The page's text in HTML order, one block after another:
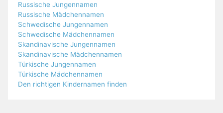
Russische Jungennamen
Russische Mädchennamen
Schwedische Jungennamen
Schwedische Mädchennamen
Skandinavische Jungennamen
Skandinavische Mädchennamen
Türkische Jungennamen
Türkische Mädchennamen
Den richtigen Kindernamen finden